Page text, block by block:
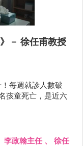
－ 徐任甫教授
每週就診人數破
孩童死亡，是近六
李政翰主任 、 徐任